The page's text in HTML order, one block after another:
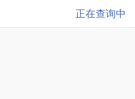
正在查询中